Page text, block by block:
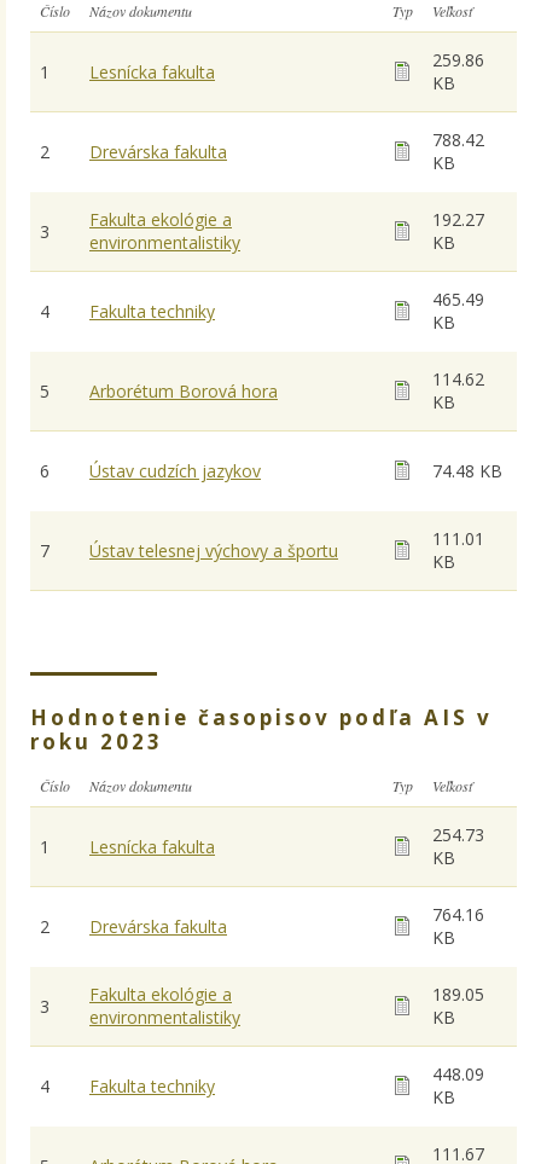
Číslo Názov dokumentu Typ Veľkosť
1 Lesnícka fakulta
259.86
KB
2 Drevárska fakulta
788.42
KB
3
Fakulta ekológie a
environmentalistiky
192.27
KB
4 Fakulta techniky
465.49
KB
5 Arborétum Borová hora
114.62
KB
6 Ústav cudzích jazykov 74.48 KB
7 Ústav telesnej výchovy a športu
111.01
KB
Hodnotenie časopisov podľa AIS v
roku 2023
Číslo Názov dokumentu Typ Veľkosť
1 Lesnícka fakulta
254.73
KB
2 Drevárska fakulta
764.16
KB
3
Fakulta ekológie a
environmentalistiky
189.05
KB
4 Fakulta techniky
448.09
KB
111.67